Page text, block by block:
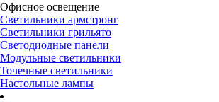
Офисное освещение
Светильники армстронг
Светильники грильято
Светодиодные панели
Модульные светильники
Точечные светильники
Настольные лампы